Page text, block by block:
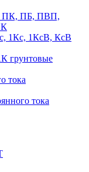
ПК, ПБ, ПВП,
1Кс, 1КсВ, КсВ
грунтовые
тока
тока